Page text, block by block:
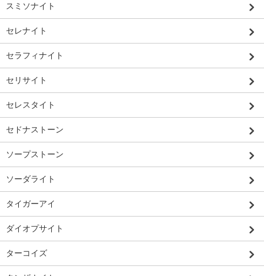
スミソナイト
セレナイト
セラフィナイト
セリサイト
セレスタイト
セドナストーン
ソープストーン
ソーダライト
タイガーアイ
ダイオプサイト
ターコイズ